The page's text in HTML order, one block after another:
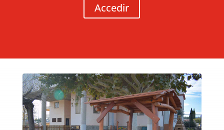
Accedir